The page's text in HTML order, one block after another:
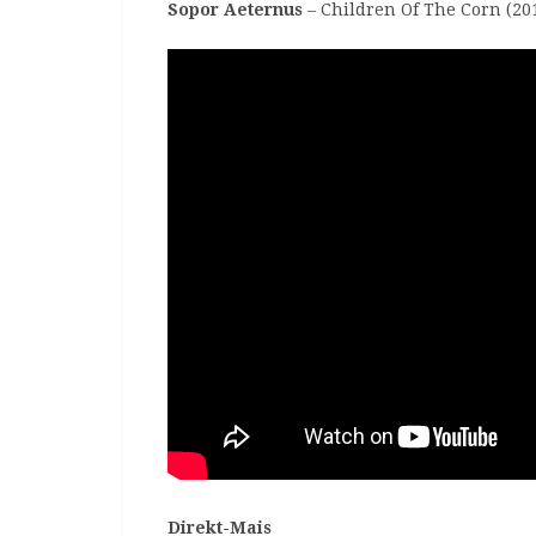
Sopor Aeternus– Children Of The Corn
Direkt-Mais